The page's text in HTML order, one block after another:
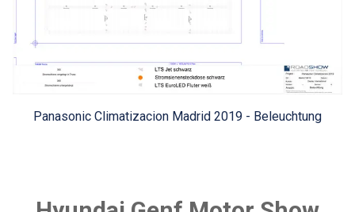
Panasonic Climatizacion Madrid 2019 - Beleuchtung